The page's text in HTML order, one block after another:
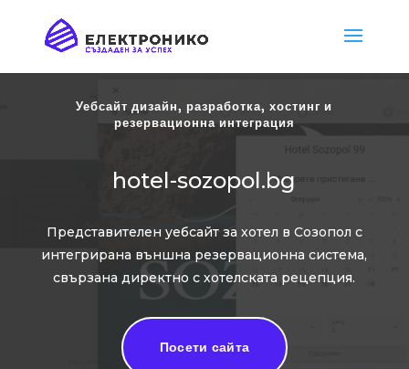
Уебсайт дизайн, разработка, хостинг и
резервационна интеграция
hotel-sozopol.bg
Представителен уебсайт за хотел в Созопол с
интегрирана външна резервационна система,
свързана директно с хотелската рецепция.
Посети сайта